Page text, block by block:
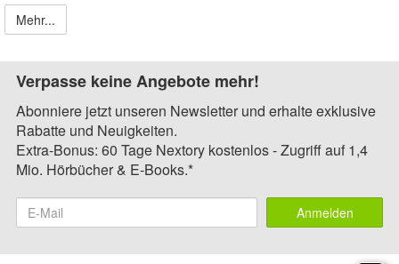
Mehr...
Verpasse keine Angebote mehr!
Abonniere jetzt unseren Newsletter und erhalte exklusive
Rabatte und Neuigkeiten.
Extra-Bonus: 60 Tage Nextory kostenlos - Zugriff auf 1,4
Mio. Hörbücher & E-Books.*
Anmelden